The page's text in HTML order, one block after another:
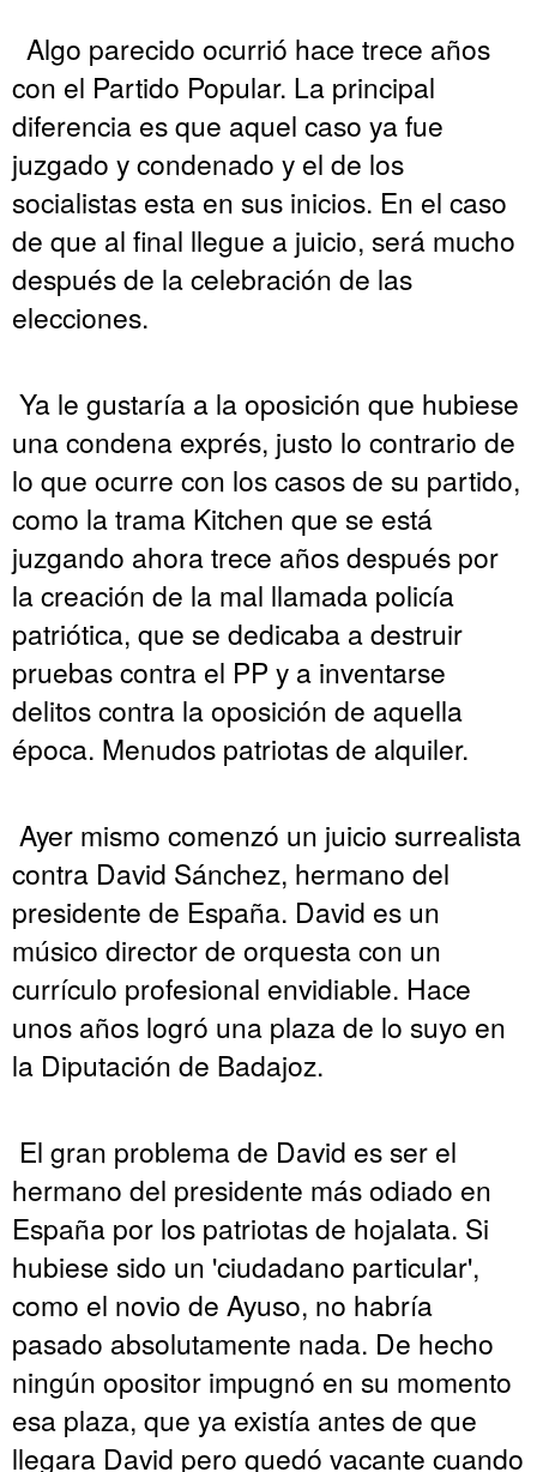
Algo parecido ocurrió hace trece años
con el Partido Popular. La principal
diferencia es que aquel caso ya fue
juzgado y condenado y el de los
socialistas esta en sus inicios. En el caso
de que al final llegue a juicio, será mucho
después de la celebración de las
elecciones.
Ya le gustaría a la oposición que hubiese
una condena exprés, justo lo contrario de
lo que ocurre con los casos de su partido,
como la trama Kitchen que se está
juzgando ahora trece años después por
la creación de la mal llamada policía
patriótica, que se dedicaba a destruir
pruebas contra el PP y a inventarse
delitos contra la oposición de aquella
época. Menudos patriotas de alquiler.
Ayer mismo comenzó un juicio surrealista
contra David Sánchez, hermano del
presidente de España. David es un
músico director de orquesta con un
currículo profesional envidiable. Hace
unos años logró una plaza de lo suyo en
la Diputación de Badajoz.
El gran problema de David es ser el
hermano del presidente más odiado en
España por los patriotas de hojalata. Si
hubiese sido un 'ciudadano particular',
como el novio de Ayuso, no habría
pasado absolutamente nada. De hecho
ningún opositor impugnó en su momento
esa plaza, que ya existía antes de que
llegara David pero quedó vacante cuando